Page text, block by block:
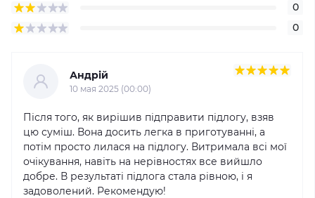
0
0
Андрій
10 мая 2025 (00:00)
Після того, як вирішив підправити підлогу, взяв
цю суміш. Вона досить легка в приготуванні, а
потім просто лилася на підлогу. Витримала всі мої
очікування, навіть на нерівностях все вийшло
добре. В результаті підлога стала рівною, і я
задоволений. Рекомендую!